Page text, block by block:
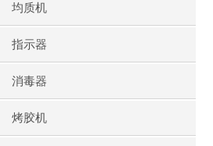
均质机
指示器
消毒器
烤胶机